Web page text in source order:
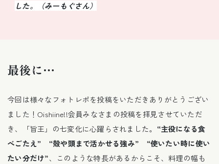
した。（みーもぐさん）
最後に…
今回は様々なフォトレポを投稿をいただきありがとうござい
ました！Oishiine!!会員みなさまの投稿を拝見させていただ
き、「旨王」の七変化に心躍らされました。 “主役になる食
べごたえ” “殻や頭まで活かせる強み” “使いたい時に使い
たい分だけ”、このような特長があるからこそ、料理の幅も